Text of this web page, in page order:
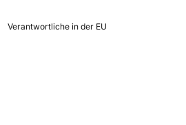
Verantwortliche in der EU